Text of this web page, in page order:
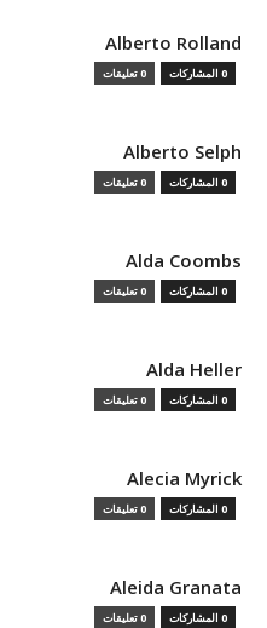
Alberto Rolland
0 المشاركات 0 تعليقات
Alberto Selph
0 المشاركات 0 تعليقات
Alda Coombs
0 المشاركات 0 تعليقات
Alda Heller
0 المشاركات 0 تعليقات
Alecia Myrick
0 المشاركات 0 تعليقات
Aleida Granata
0 المشاركات 0 تعليقات